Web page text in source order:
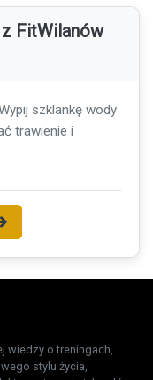
FitWilanów
szklankę wody
trawienie i
wiedzy o treningach,
stylu życia,